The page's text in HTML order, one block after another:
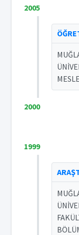
2005
2000
1999